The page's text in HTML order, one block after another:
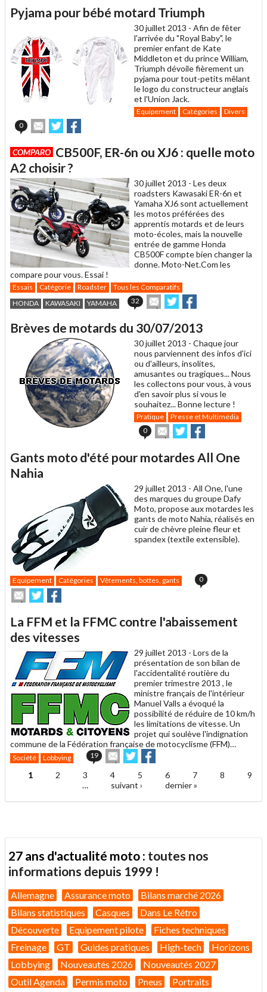
à
un
ami
Pyjama pour bébé motard Triumph
30 juillet 2013 - Afin de fêter
l'arrivée du "Royal Baby", le
premier enfant de Kate
Middleton et du prince William,
Triumph dévoile fièrement un
pyjama pour tout-petits mêlant
le logo du constructeur anglais
et l'Union Jack.
Equipement Catégories
Divers
0
Envoyer
cet
à
un
ami
Partager
sur sur
COMPARO CB500F, ER-6n ou XJ6 : quelle moto
A2 choisir ?
30 juillet 2013 - Les deux
roadsters Kawasaki ER-6n et
Yamaha XJ6 sont actuellement
les motos préférées des
apprentis motards et de leurs
moto-écoles, mais la nouvelle
entrée de gamme Honda
CB500F compte bien changer la
donne. Moto-Net.Com les
compare pour vous. Essai !
Essais Catégorie Roadster
Tous les Comparatifs
HONDA
KAWASAKI YAMAHA 32
Envoyer
cet
à
un
ami
Partager
sur sur
Brèves de motards du 30/07/2013
30 juillet 2013 - Chaque jour
nous parviennent des infos d'ici
ou d'ailleurs, insolites,
amusantes ou tragiques... Nous
les collectons pour vous, à vous
d'en savoir plus si vous le
souhaitez... Bonne lecture !
Pratique
Presse et Multimédia
0
Envoyer
cet
à
Partager
sur sur
Gants moto d'été pour motardes All One
Nahia
29 juillet 2013 - All One, l'une
des marques du groupe Dafy
Moto, propose aux motardes les
gants de moto Nahia, réalisés en
cuir de chèvre pleine fleur et
spandex (textile extensible).
Equipement Catégories Vêtements, bottes, gants 0
Envoyer
cet
à
un
ami
Partager
sur
sur
La FFM et la FFMC contre l'abaissement
des vitesses
29 juillet 2013 - Lors de la
présentation de son bilan de
l'accidentalité routière du
premier trimestre 2013 , le
ministre français de l'intérieur
Manuel Valls a évoqué la
possibilité de réduire de 10 km/h
les limitations de vitesse. Un
projet qui soulève l'indignation
commune de la Fédération française de motocyclisme (FFM)…
Société Lobbying 19
Envoyer
cet
article
ami
Partager
sur
Twitter
sur
Facebook
Pages
1 2 3 4 5 6 7 8
9
…
suivant › dernier »
27 ans d'actualité moto : toutes nos
informations depuis 1999 !
Allemagne Assurance moto
Bilans marché 2026
Bilans statistiques
Casques
Dans Le Rétro
Découverte
Equipement pilote
Fiches techniques
Freinage
GT Guides pratiques High-tech
Horizons
Lobbying
Nouveautés 2026
Nouveautés 2027
Outil Agenda
Permis moto Pneus Portraits